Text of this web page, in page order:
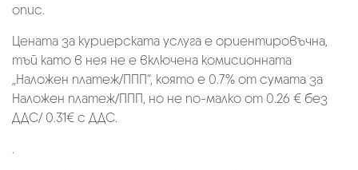
опис.
Цената за куриерската услуга е ориентировъчна,
тъй като в нея не е включена комисионната
„Наложен платеж/ППП“, която е 0.7% от сумата за
Наложен платеж/ППП, но не по-малко от 0.26 € без
ДДС/ 0.31€ с ДДС.
.